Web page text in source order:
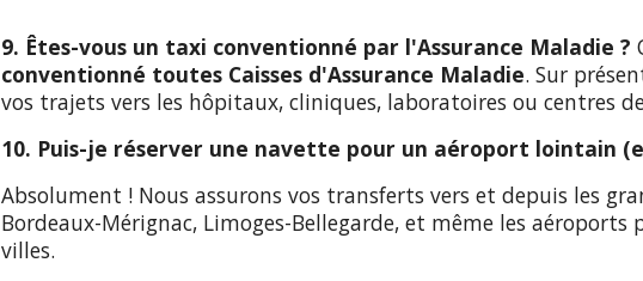
9. Êtes-vous un taxi conventionné par l'Assurance Maladie ?
conventionné toutes Caisses d'Assurance Maladie. Sur
vos trajets vers les hôpitaux, cliniques, laboratoires ou centres
10. Puis-je réserver une navette pour un aéroport lointain
Absolument ! Nous assurons vos transferts vers et depuis les
Bordeaux-Mérignac, Limoges-Bellegarde, et même les aéroports
villes.